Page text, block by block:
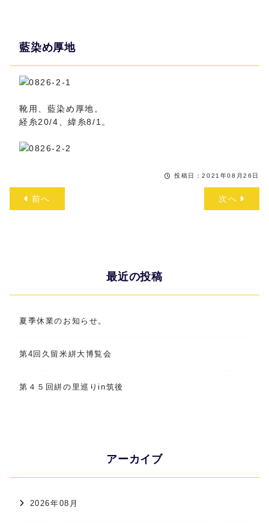
藍染め厚地
靴用、藍染め厚地。
経糸20/4、緯糸8/1。
投稿日：2021年08月26日
前へ 次へ
最近の投稿
夏季休業のお知らせ。
第4回久留米絣大博覧会
第４５回絣の里巡りin筑後
アーカイブ
2026年08月